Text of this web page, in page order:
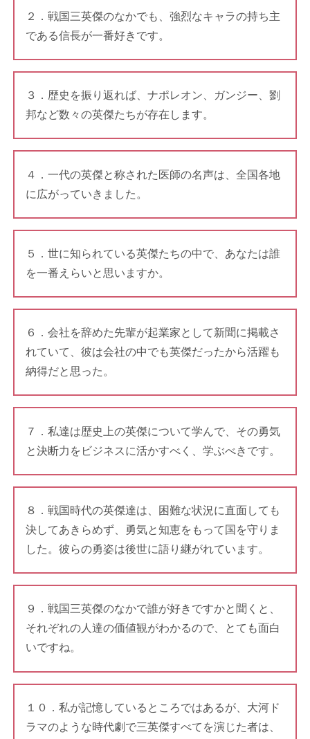
２．戦国三英傑のなかでも、強烈なキャラの持ち主
である信長が一番好きです。
３．歴史を振り返れば、ナポレオン、ガンジー、劉
邦など数々の英傑たちが存在します。
４．一代の英傑と称された医師の名声は、全国各地
に広がっていきました。
５．世に知られている英傑たちの中で、あなたは誰
を一番えらいと思いますか。
６．会社を辞めた先輩が起業家として新聞に掲載さ
れていて、彼は会社の中でも英傑だったから活躍も
納得だと思った。
７．私達は歴史上の英傑について学んで、その勇気
と決断力をビジネスに活かすべく、学ぶべきです。
８．戦国時代の英傑達は、困難な状況に直面しても
決してあきらめず、勇気と知恵をもって国を守りま
した。彼らの勇姿は後世に語り継がれています。
９．戦国三英傑のなかで誰が好きですかと聞くと、
それぞれの人達の価値観がわかるので、とても面白
いですね。
１０．私が記憶しているところではあるが、大河ド
ラマのような時代劇で三英傑すべてを演じた者は、